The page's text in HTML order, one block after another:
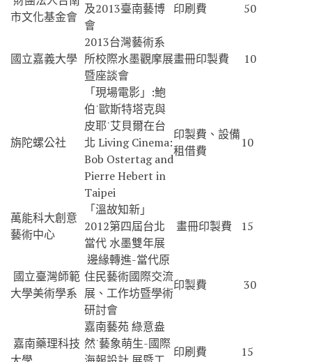
市文化基金會
及2013臺南藝博
會
印刷費 50
國立嘉義大學
2013台灣藝術系
所校際水墨觀摩展
暨座談會
畫冊印製費 10
旃陀螺公社
「現場電影」:鮑
伯˙歐斯特塔克與
皮耶˙艾貝爾在台
北 Living Cinema:
Bob Ostertag and
Pierre Hebert in
Taipei
印製費、設備
租借費
10
萬能科大創意
藝術中心
「溫故知新」
2012第四屆台北
當代 水墨雙年展
畫冊印製費 15
國立臺灣師範
大學美術學系
邊緣轉進-當代原
住民藝術國際交流
展、工作坊暨學術
研討會
印製費 30
嘉南藥理科技
嘉南藝苑 綠意盎
然˙藝象萌生-國際
印刷費 15